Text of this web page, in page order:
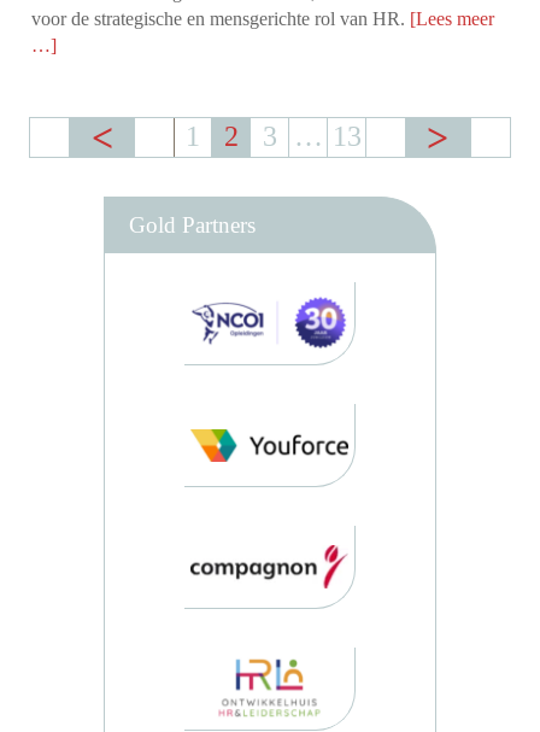
voor de strategische en mensgerichte rol van HR. [Lees meer
…]
1 2 3 … 13
Gold Partners